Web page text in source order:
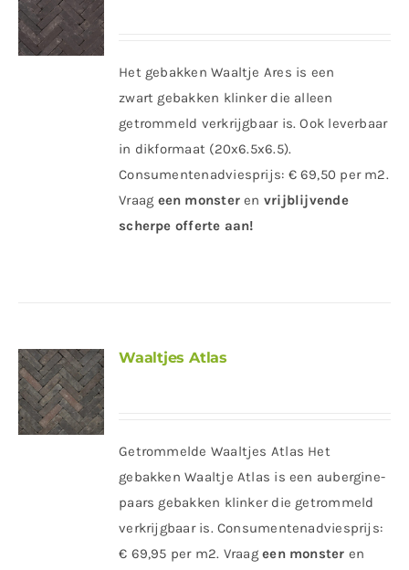
Het gebakken Waaltje Ares is een
zwart gebakken klinker die alleen
getrommeld verkrijgbaar is. Ook leverbaar
in dikformaat (20x6.5x6.5).
Consumentenadviesprijs: € 69,50 per m2.
Vraag een monsteren vrijblijvende
scherpe offerte aan!
Waaltjes Atlas
Getrommelde Waaltjes Atlas Het
gebakken Waaltje Atlas is een aubergine-
paars gebakken klinker die getrommeld
verkrijgbaar is. Consumentenadviesprijs:
€ 69,95 per m2. Vraag eenmonster en